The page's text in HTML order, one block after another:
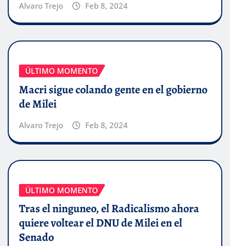
Alvaro Trejo Feb 8, 2024
ÚLTIMO MOMENTO
Macri sigue colando gente en el gobierno
de Milei
Alvaro Trejo Feb 8, 2024
ÚLTIMO MOMENTO
Tras el ninguneo, el Radicalismo ahora
quiere voltear el DNU de Milei en el
Senado